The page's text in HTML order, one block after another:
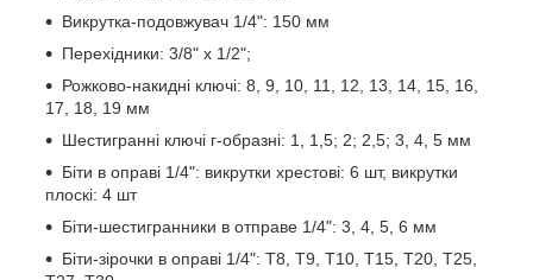
Викрутка-подовжувач 1/4": 150 мм
Перехідники: 3/8" х 1/2";
Рожково-накидні ключі: 8, 9, 10, 11, 12, 13, 14, 15, 16,
17, 18, 19 мм
Шестигранні ключі г-образні: 1, 1,5; 2; 2,5; 3, 4, 5 мм
Біти в оправі 1/4": викрутки хрестові: 6 шт, викрутки
плоскі: 4 шт
Біти-шестигранники в отправе 1/4": 3, 4, 5, 6 мм
Біти-зірочки в оправі 1/4": Т8, Т9, Т10, Т15, Т20, Т25,